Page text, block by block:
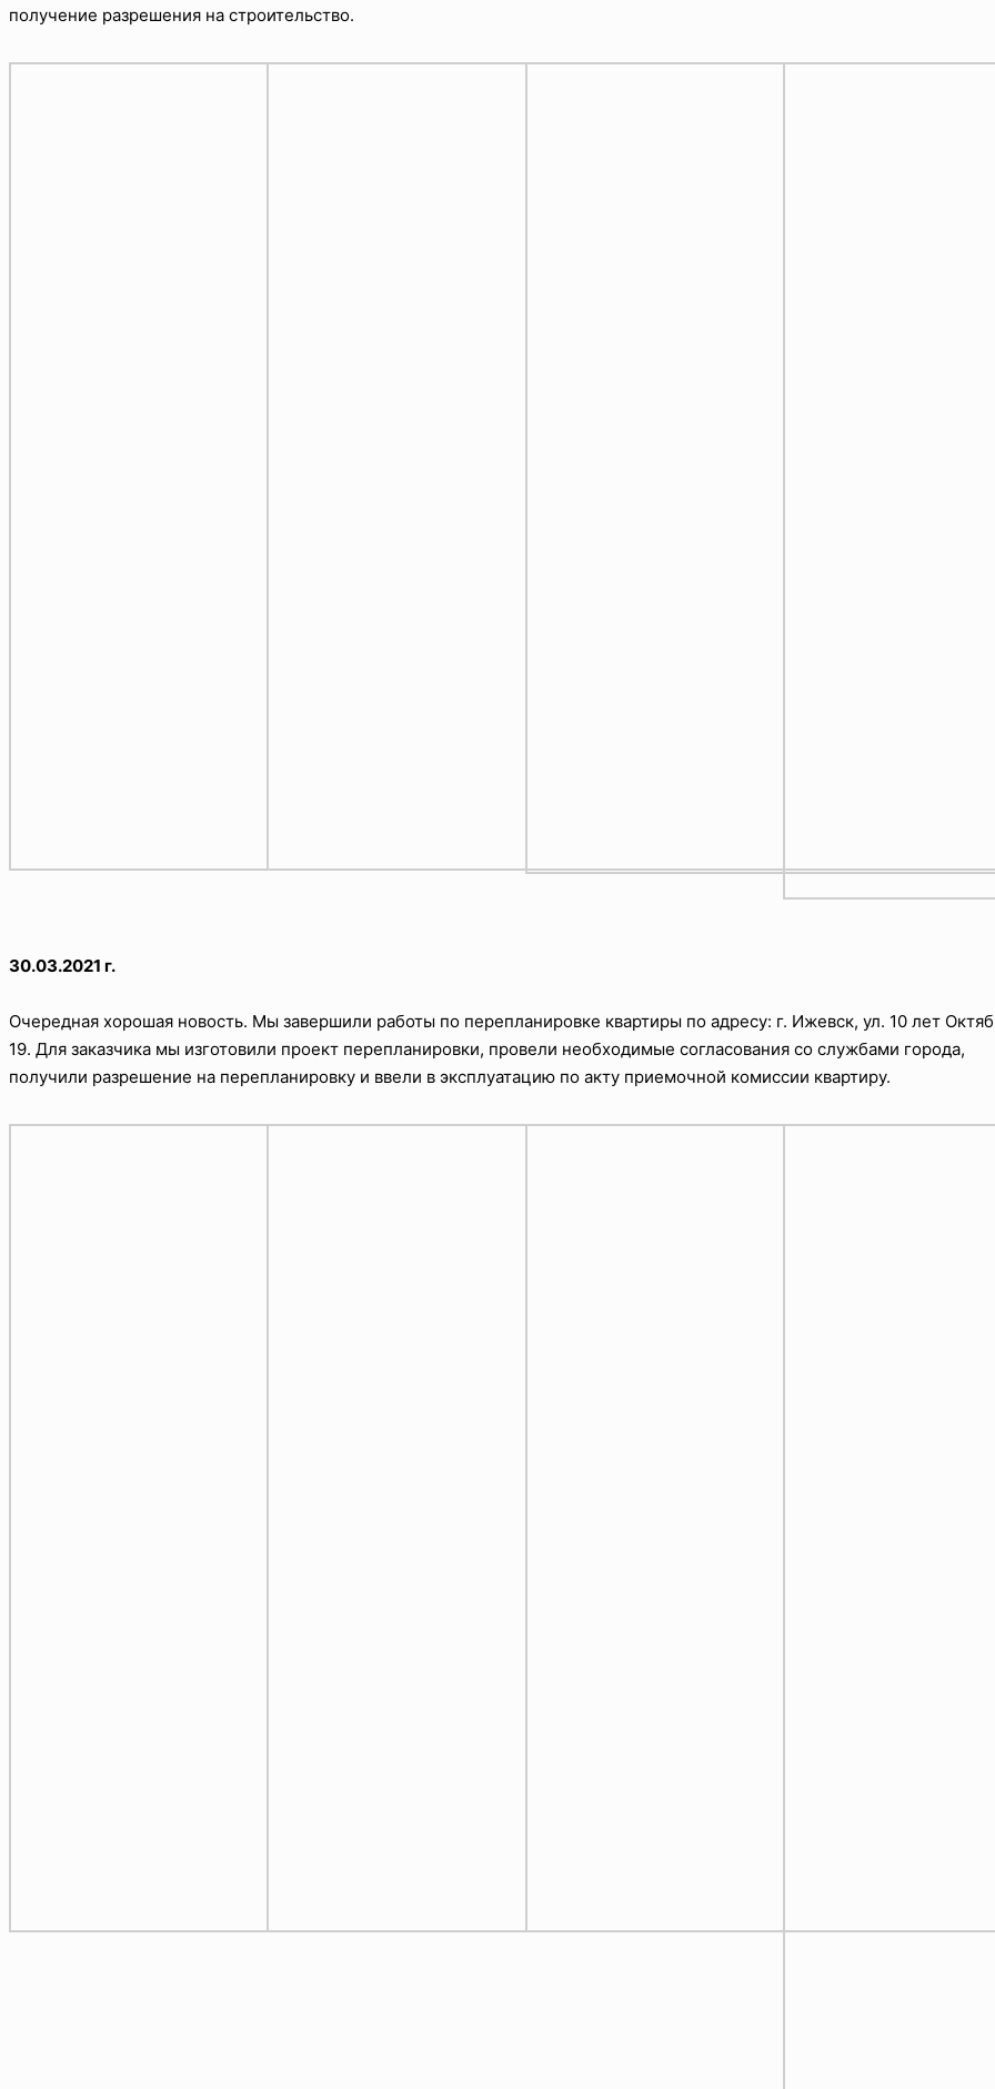
получение разрешения на строительство.
30.03.2021 г.
Очередная хорошая новость. Мы завершили работы по перепланировке квартиры по адресу: г. Ижевск, ул. 10 лет
19. Для заказчика мы изготовили проект перепланировки, провели необходимые согласования со службами города,
получили разрешение на перепланировку и ввели в эксплуатацию по акту приемочной комиссии квартиру.